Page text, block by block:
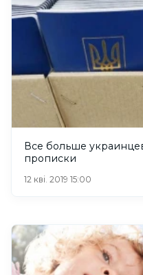
Все больше
прописки
12 кві. 2019 15:00